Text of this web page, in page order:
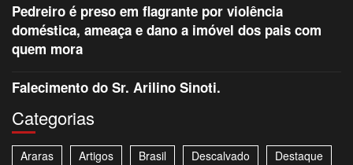
Pedreiro é preso em flagrante por violência
doméstica, ameaça e dano a imóvel dos pais com
quem mora
Falecimento do Sr. Arilino Sinoti.
Categorias
Araras Artigos Brasil Descalvado Destaque